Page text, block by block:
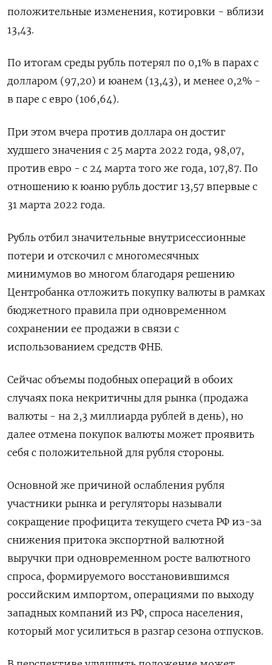
положительные изменения, котировки - вблизи
13,43.
По итогам среды рубль потерял по 0,1% в парах с
долларом (97,20) и юанем (13,43), и менее 0,2% -
в паре с евро (106,64).
При этом вчера против доллара он достиг
худшего значения с 25 марта 2022 года, 98,07,
против евро - с 24 марта того же года, 107,87. По
отношению к юаню рубль достиг 13,57 впервые с
31 марта 2022 года.
Рубль отбил значительные внутрисессионные
потери и отскочил с многомесячных
минимумов во многом благодаря решению
Центробанка отложить покупку валюты в рамках
бюджетного правила при одновременном
сохранении ее продажи в связи с
использованием средств ФНБ.
Сейчас объемы подобных операций в обоих
случаях пока некритичны для рынка (продажа
валюты - на 2,3 миллиарда рублей в день), но
далее отмена покупок валюты может проявить
себя с положительной для рубля стороны.
Основной же причиной ослабления рубля
участники рынка и регуляторы называли
сокращение профицита текущего счета РФ из-за
снижения притока экспортной валютной
выручки при одновременном росте валютного
спроса, формируемого восстановившимся
российским импортом, операциями по выходу
западных компаний из РФ, спроса населения,
который мог усилиться в разгар сезона отпусков.